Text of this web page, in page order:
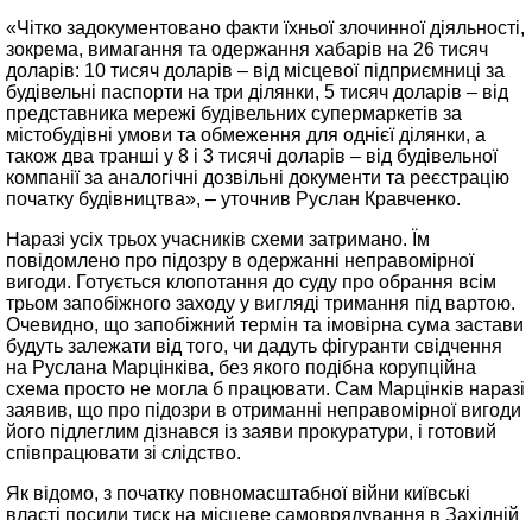
«Чітко задокументовано факти їхньої злочинної діяльності,
зокрема, вимагання та одержання хабарів на 26 тисяч
доларів: 10 тисяч доларів – від місцевої підприємниці за
будівельні паспорти на три ділянки, 5 тисяч доларів – від
представника мережі будівельних супермаркетів за
містобудівні умови та обмеження для однієї ділянки, а
також два транші у 8 і 3 тисячі доларів – від будівельної
компанії за аналогічні дозвільні документи та реєстрацію
початку будівництва», – уточнив Руслан Кравченко.
Наразі усіх трьох учасників схеми затримано. Їм
повідомлено про підозру в одержанні неправомірної
вигоди. Готується клопотання до суду про обрання всім
трьом запобіжного заходу у вигляді тримання під вартою.
Очевидно, що запобіжний термін та імовірна сума застави
будуть залежати від того, чи дадуть фігуранти свідчення
на Руслана Марцінківа, без якого подібна корупційна
схема просто не могла б працювати. Сам Марцінків наразі
заявив, що про підозри в отриманні неправомірної вигоди
його підлеглим дізнався із заяви прокуратури, і готовий
співпрацювати зі слідство.
Як відомо, з початку повномасштабної війни київські
власті посили тиск на місцеве самоврядування в Західній